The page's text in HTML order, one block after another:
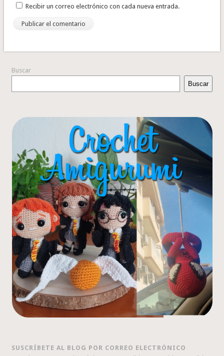
Recibir un correo electrónico con cada nueva entrada.
Buscar
Buscar
SUSCRÍBETE AL BLOG POR CORREO ELECTRÓNICO